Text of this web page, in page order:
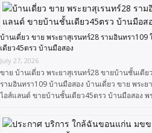
บ้านเดี่ยว ขาย พระยาสุเรนทร์28 รามอินทรา
เดียว45ตรว บ้านมือสอง
July 27, 2026
ขาย บ้านเดี่ยว พระยาสุเรนทร์28 ขายบ้านชั้นเดี
รามอินทรา109 บ้านมือสอง บ้านเดี่ยว ขาย พระ
ไอส์แลนด์ ขายบ้านชั้นเดียว45ตรว บ้านมือสอง พ